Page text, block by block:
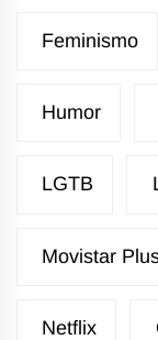
Feminismo
Humor
LGTB
Movistar
Netflix